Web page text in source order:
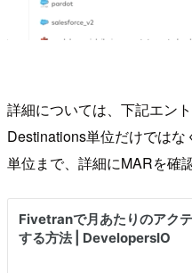
詳細については、下記エン
Destinations単位だけでは
単位まで、詳細にMARを確